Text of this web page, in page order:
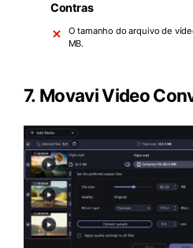
Contras
O tamanho do arquivo de
MB.
7. Movavi Video